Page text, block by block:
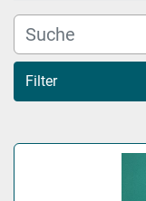
Filter